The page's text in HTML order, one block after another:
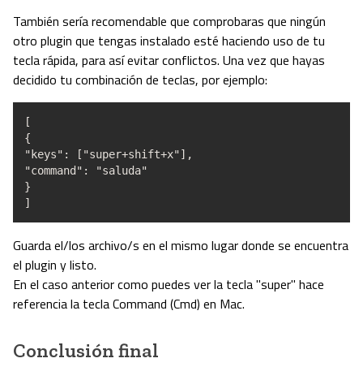
También sería recomendable que comprobaras que ningún
otro plugin que tengas instalado esté haciendo uso de tu
tecla rápida, para así evitar conflictos. Una vez que hayas
decidido tu combinación de teclas, por ejemplo:
[
{
"keys": ["super+shift+x"],
"command": "saluda"
}
]
Guarda el/los archivo/s en el mismo lugar donde se encuentra
el plugin y listo.
En el caso anterior como puedes ver la tecla "super" hace
referencia la tecla Command (Cmd) en Mac.
Conclusión final